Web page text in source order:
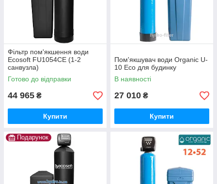
Фільтр пом'якшення води
Ecosoft FU1054CE (1-2
санвузла)
Готово до відправки
44 965 ₴
Купити
Пом'якшувач води Organic U-
10 Eco для будинку
В наявності
27 010 ₴
Купити
Подарунок